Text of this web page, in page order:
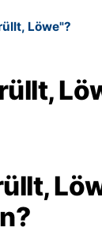
Löwe"?